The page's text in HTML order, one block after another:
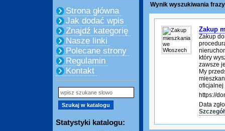
Strona główna
Jak dodać wpis
Znajdź kategorię
Nasze linki
Polecane strony
Regulamin
Kontakt
Statystyki katalogu:
Wynik wyszukiwania
Zakup
Zakup
który
zawsze
My
oficjalnej
https://
Data